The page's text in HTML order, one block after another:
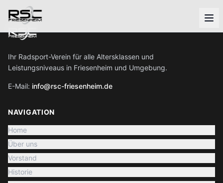
Ihr Radsport-Verein für alle Altersklassen und
Leistungsniveaus in Friesenheim und Umgebung.
E-Mail: info@rsc-friesenheim.de
NAVIGATION
Home
Über uns
Vorstand
Historie